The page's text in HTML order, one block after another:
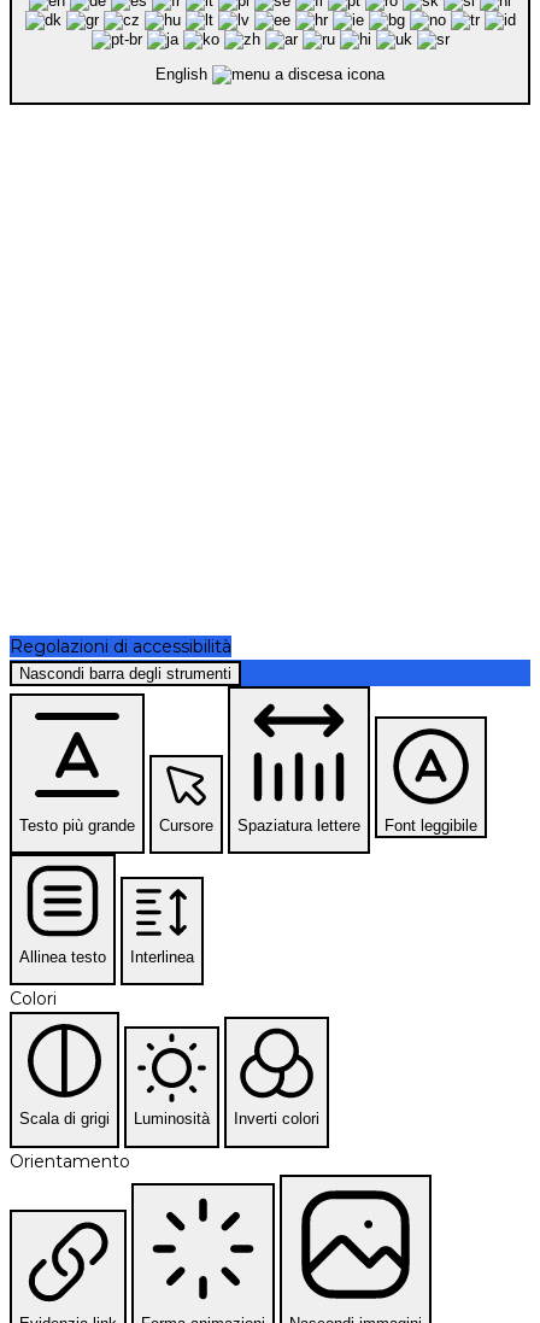
English
Regolazioni di accessibilità
Nascondi barra degli strumenti
Testo più grande Cursore Spaziatura lettere Font leggibile
Allinea testo Interlinea
Colori
Scala di grigi Luminosità Inverti colori
Orientamento